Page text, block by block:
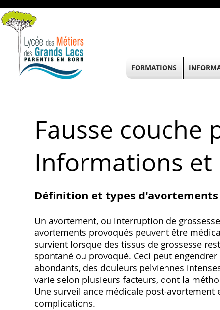
Fausse couche
Informations
Définition et types d'avortements
Un avortement, ou interruption de
avortements provoqués peuvent être
survient lorsque des tissus de grossesse
spontané ou provoqué. Ceci peut
abondants, des douleurs pelviennes
varie selon plusieurs facteurs, dont la
Une surveillance médicale post-
complications.
FORMATIONS